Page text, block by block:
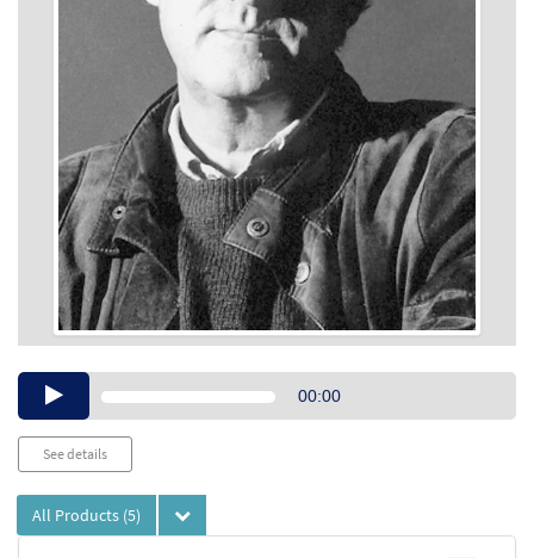
Audio00:00
See details
All Products (5)